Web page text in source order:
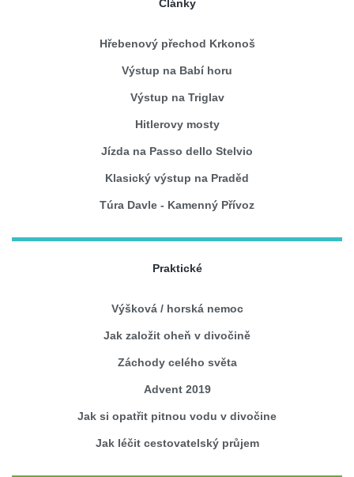
Články
Hřebenový přechod Krkonoš
Výstup na Babí horu
Výstup na Triglav
Hitlerovy mosty
Jízda na Passo dello Stelvio
Klasický výstup na Praděd
Túra Davle - Kamenný Přívoz
Praktické
Výšková / horská nemoc
Jak založit oheň v divočině
Záchody celého světa
Advent 2019
Jak si opatřit pitnou vodu v divočine
Jak léčit cestovatelský průjem